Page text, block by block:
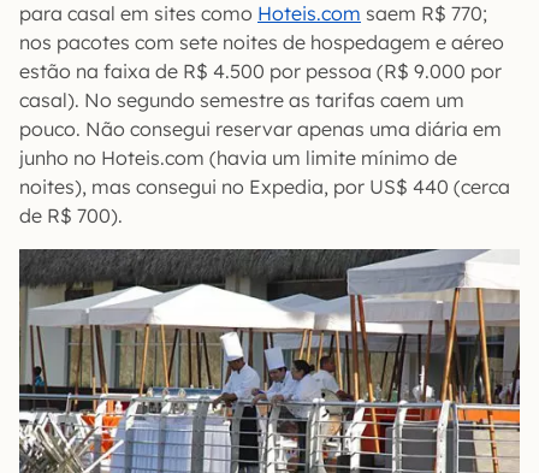
para casal em sites como Hoteis.com saem R$ 770;
nos pacotes com sete noites de hospedagem e aéreo
estão na faixa de R$ 4.500 por pessoa (R$ 9.000 por
casal). No segundo semestre as tarifas caem um
pouco. Não consegui reservar apenas uma diária em
junho no Hoteis.com (havia um limite mínimo de
noites), mas consegui no Expedia, por US$ 440 (cerca
de R$ 700).